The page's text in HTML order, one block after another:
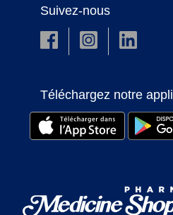
Suivez-nous
Téléchargez notre appli